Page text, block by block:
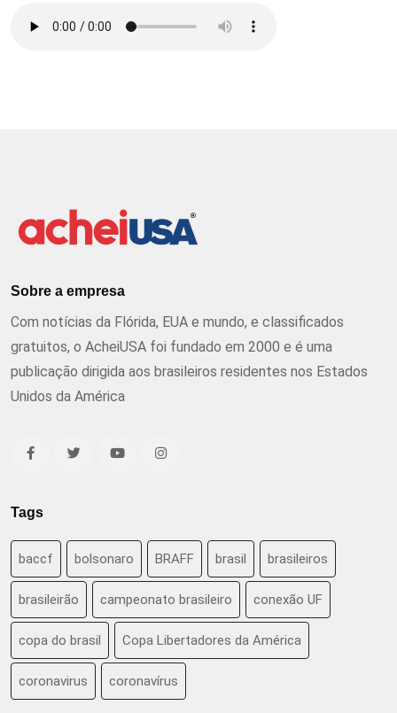
Sobre a empresa
Com notícias da Flórida, EUA e mundo, e classificados
gratuitos, o AcheiUSA foi fundado em 2000 e é uma
publicação dirigida aos brasileiros residentes nos Estados
Unidos da América
Tags
baccf bolsonaro BRAFF brasil brasileiros
brasileirão campeonato brasileiro conexão UF
copa do brasil Copa Libertadores da América
coronavirus coronavírus